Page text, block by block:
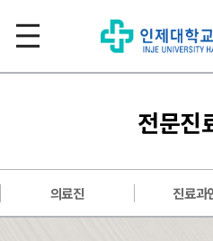
전문진
의료진 진료과